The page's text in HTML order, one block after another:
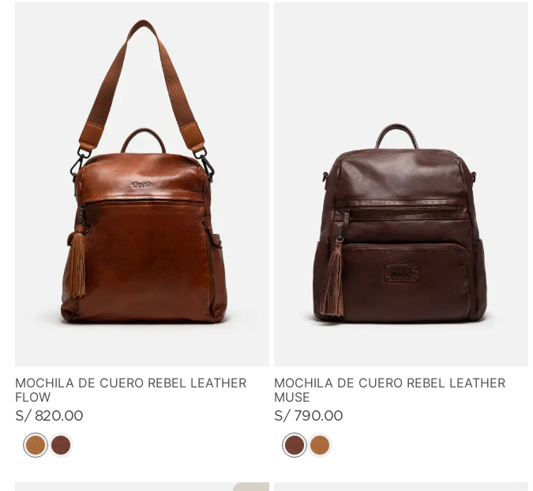
MOCHILA DE CUERO REBEL LEATHER
FLOW
S/ 820.00
MOCHILA DE CUERO REBEL LEATHER
MUSE
S/ 790.00